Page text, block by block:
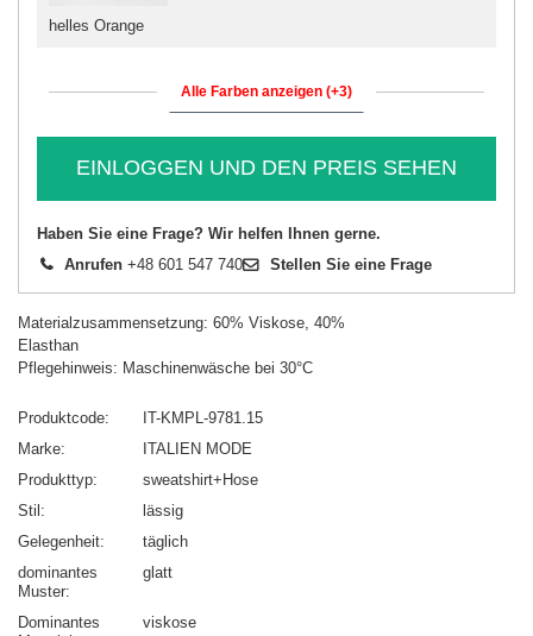
helles Orange
Alle Farben anzeigen (+3)
EINLOGGEN UND DEN PREIS SEHEN
Haben Sie eine Frage? Wir helfen Ihnen gerne.
Anrufen +48 601 547 740 Stellen Sie eine Frage
Materialzusammensetzung: 60% Viskose, 40%
Elasthan
Pflegehinweis: Maschinenwäsche bei 30°C
Produktcode
IT-KMPL-9781.15
Marke
ITALIEN MODE
Produkttyp
sweatshirt+Hose
Stil
lässig
Gelegenheit
täglich
dominantes
Muster
glatt
Dominantes
viskose